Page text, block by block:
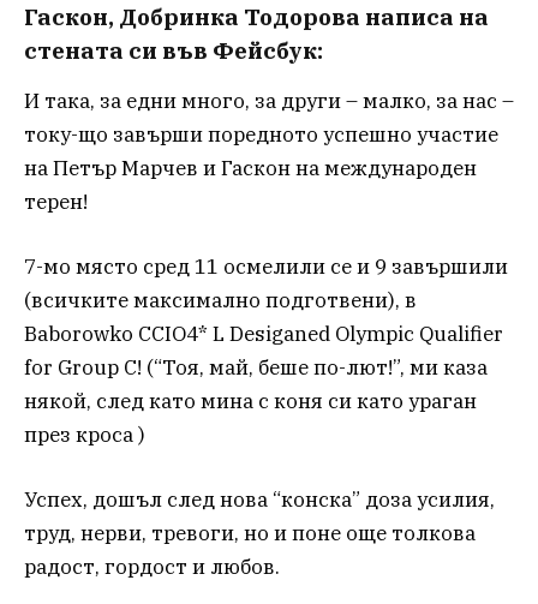
Гаскон, Добринка Тодорова написа на
стената си във Фейсбук:
И така, за едни много, за други – малко, за нас –
току-що завърши поредното успешно участие
на Петър Марчев и Гаскон на международен
терен!
7-мо място сред 11 осмелили се и 9 завършили
(всичките максимално подготвени), в
Baborowko CCIO4* L Desiganed Olympic Qualifier
for Group C! (“Тоя, май, беше по-лют!”, ми каза
някой, след като мина с коня си като ураган
през кроса )
Успех, дошъл след нова “конска” доза усилия,
труд, нерви, тревоги, но и поне още толкова
радост, гордост и любов.